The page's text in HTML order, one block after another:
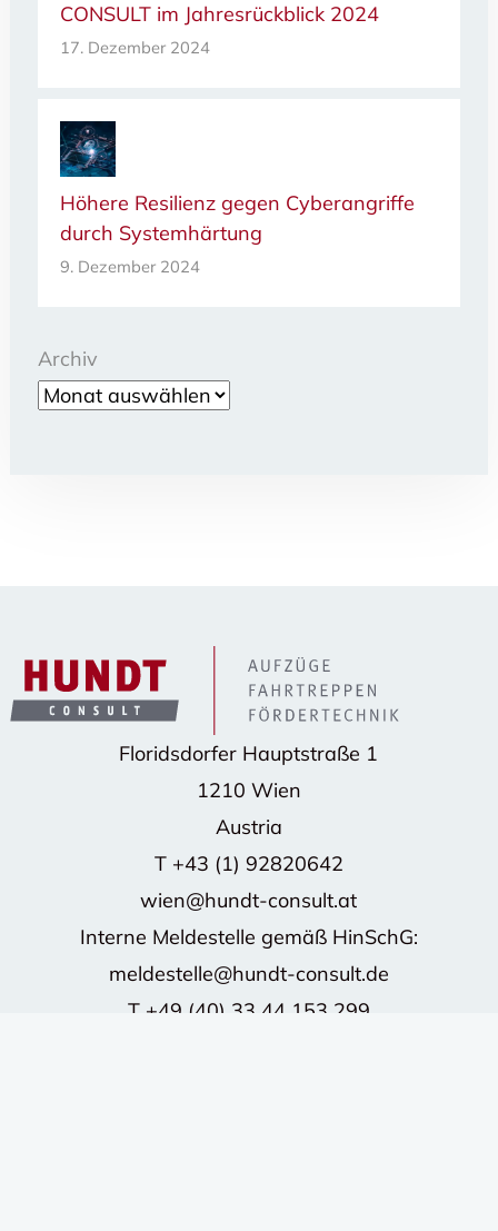
CONSULT im Jahresrückblick 2024
17. Dezember 2024
Höhere Resilienz gegen Cyberangriffe
durch Systemhärtung
9. Dezember 2024
Archiv
Floridsdorfer Hauptstraße 1
1210 Wien
Austria
T +43 (1) 92820642
wien@hundt-consult.at
Interne Meldestelle gemäß HinSchG:
meldestelle@hundt-consult.de
T +49 (40) 33 44 153 299